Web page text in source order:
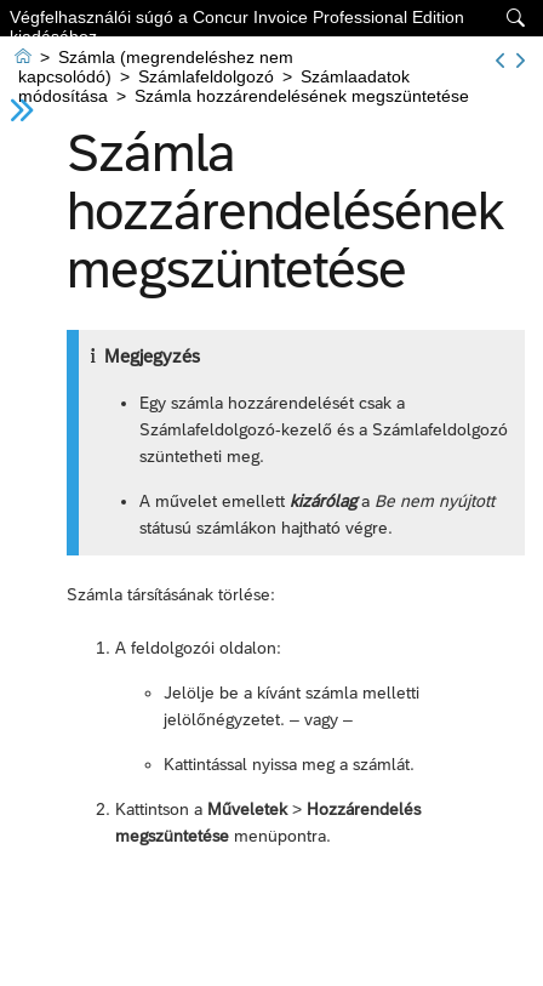

Végfelhasználói súgó a Concur Invoice Professional Edition
kiadásához
 > Számla (megrendeléshez nem
kapcsolódó) > Számlafeldolgozó > Számlaadatok
módosítása > Számla hozzárendelésének megszüntetése
Számla
hozzárendelésének
megszüntetése
Megjegyzés
Egy számla hozzárendelését csak a
Számlafeldolgozó-kezelő és a Számlafeldolgozó
szüntetheti meg.
A művelet emellett kizárólaga Be nem nyújtott
státusú számlákon hajtható végre.
Számla társításának törlése:
A feldolgozói oldalon:
Jelölje be a kívánt számla melletti
jelölőnégyzetet. – vagy –
Kattintással nyissa meg a számlát.
Kattintson a Műveletek> Hozzárendelés
megszüntetése menüpontra.